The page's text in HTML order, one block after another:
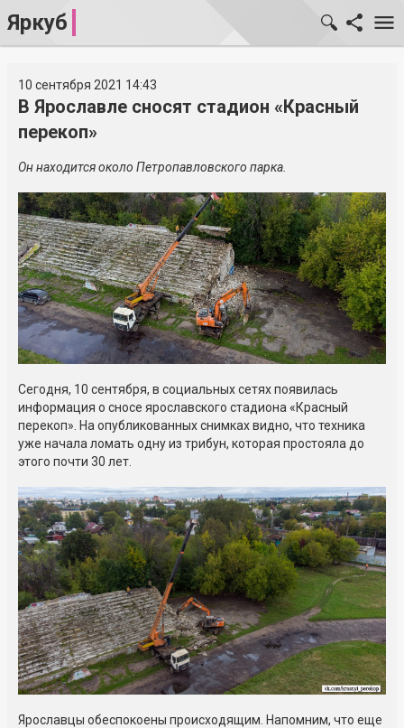
Яркуб
10 сентября 2021 14:43
В Ярославле сносят стадион «Красный
перекоп»
Он находится около Петропавловского парка.
Сегодня, 10 сентября, в социальных сетях появилась
информация о сносе ярославского стадиона «Красный
перекоп». На опубликованных снимках видно, что техника
уже начала ломать одну из трибун, которая простояла до
этого почти 30 лет.
Ярославцы обеспокоены происходящим. Напомним, что еще